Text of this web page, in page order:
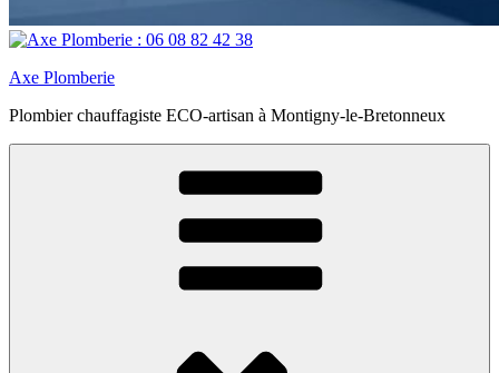
Axe Plomberie
Plombier chauffagiste ECO-artisan à Montigny-le-Bretonneux